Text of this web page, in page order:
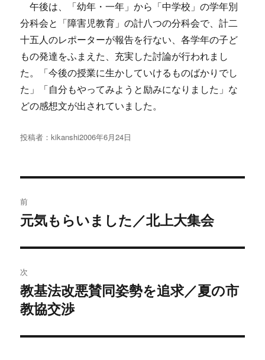
午後は、「幼年・一年」から「中学校」の学年別
分科会と「障害児教育」の計八つの分科会で、計二
十五人のレポーターが報告を行ない、各学年の子ど
もの発達をふまえた、充実した討論が行われまし
た。「今後の授業に生かしていけるものばかりでし
た」「自分もやってみようと励みになりました」な
どの感想文が出されていました。
投稿者：kikanshi投
2006年6月24日
稿
ビ
ゲ
ー
シ
前
過
の
投
稿:
元気もらいました／北上大集会
次
次
の
稿:
教基法改悪賛同姿勢を追求／夏の市
教協交渉